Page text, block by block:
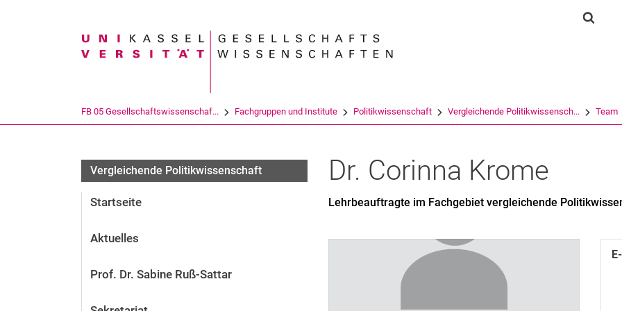
Springe direkt zu: Inhalt
Springe direkt zu: Suche
Springe direkt zu:
Suchbegriff
FB 05 Gesellschaftswissenschaf... Fachgruppen und Institute Politikwissenschaft Vergleichende Politikwissensch... Team
Vergleichende Politikwissenschaft
Startseite
Aktuelles
Prof. Dr. Sabine Ruß-Sattar
Dr. Corinna Krome
Lehrbeauftragte im Fachgebiet vergleichende